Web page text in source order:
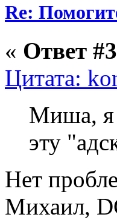
Re:
« Ответ
Цитата:
Миша, я
эту
Нет
Михаил,